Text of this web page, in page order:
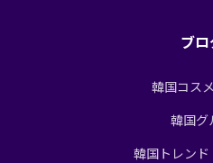
ブ
韓国コス
韓国グ
韓国トレンド